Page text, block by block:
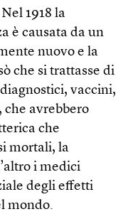
1918 la
è causata da un
nuovo e la
che si trattasse di
vaccini,
avrebbero
che
mortali, la
i medici
degli effetti
mondo.